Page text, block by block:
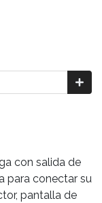
con salida de
para conectar su
pantalla de